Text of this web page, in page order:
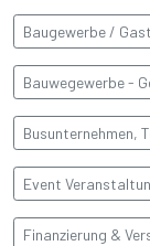
Baugewerbe /
Bauwegewerbe -
Busunternehmen,
Event
Finanzierung &